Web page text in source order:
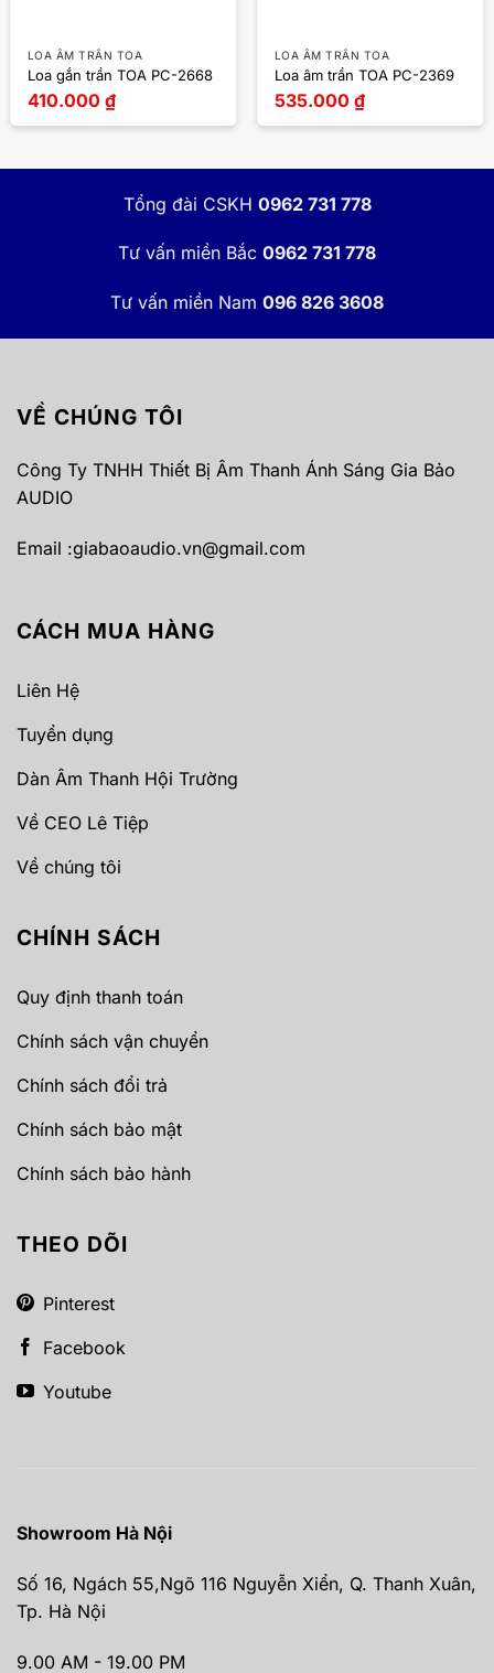
LOA ÂM TRẦN TOA
Loa gắn trần TOA PC-2668
410.000 ₫
LOA ÂM TRẦN TOA
Loa âm trần TOA PC-2369
535.000 ₫
Tổng đài CSKH 0962 731 778
Tư vấn miền Bắc 0962 731 778
Tư vấn miền Nam 096 826 3608
VỀ CHÚNG TÔI
Công Ty TNHH Thiết Bị Âm Thanh Ánh Sáng Gia Bảo
AUDIO
Email :giabaoaudio.vn@gmail.com
CÁCH MUA HÀNG
Liên Hệ
Tuyển dụng
Dàn Âm Thanh Hội Trường
Về CEO Lê Tiệp
Về chúng tôi
CHÍNH SÁCH
Quy định thanh toán
Chính sách vận chuyển
Chính sách đổi trả
Chính sách bảo mật
Chính sách bảo hành
THEO DÕI
Pinterest
Facebook
Youtube
Showroom Hà Nội
Số 16, Ngách 55,Ngõ 116 Nguyễn Xiển, Q. Thanh Xuân,
Tp. Hà Nội
9.00 AM - 19.00 PM